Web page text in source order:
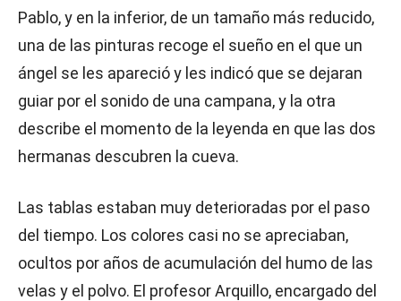
Pablo, y en la inferior, de un tamaño más reducido,
una de las pinturas recoge el sueño en el que un
ángel se les apareció y les indicó que se dejaran
guiar por el sonido de una campana, y la otra
describe el momento de la leyenda en que las dos
hermanas descubren la cueva.
Las tablas estaban muy deterioradas por el paso
del tiempo. Los colores casi no se apreciaban,
ocultos por años de acumulación del humo de las
velas y el polvo. El profesor Arquillo, encargado del